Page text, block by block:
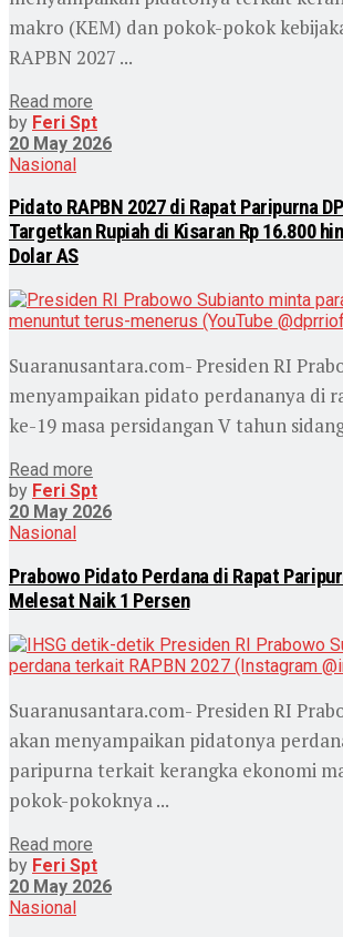
makro (KEM) dan pokok-pokok
RAPBN 2027 ...
Read more
by Feri Spt
20 May 2026
Nasional
Pidato RAPBN 2027 di Rapat Paripurna
Targetkan Rupiah di Kisaran Rp 16.800
Dolar AS
Suaranusantara.com- Presiden RI
menyampaikan pidato perdananya di
ke-19 masa persidangan V tahun
Read more
by Feri Spt
20 May 2026
Nasional
Prabowo Pidato Perdana di Rapat
Melesat Naik 1 Persen
Suaranusantara.com- Presiden RI
akan menyampaikan pidatonya
paripurna terkait kerangka ekonomi
pokok-pokoknya ...
Read more
by Feri Spt
20 May 2026
Nasional